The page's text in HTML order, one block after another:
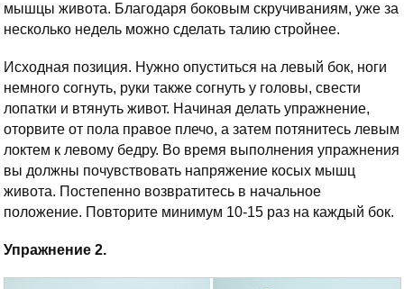
мышцы живота. Благодаря боковым скручиваниям, уже за
несколько недель можно сделать талию стройнее.
Исходная позиция. Нужно опуститься на левый бок, ноги
немного согнуть, руки также согнуть у головы, свести
лопатки и втянуть живот. Начиная делать упражнение,
оторвите от пола правое плечо, а затем потянитесь левым
локтем к левому бедру. Во время выполнения упражнения
вы должны почувствовать напряжение косых мышц
живота. Постепенно возвратитесь в начальное
положение. Повторите минимум 10-15 раз на каждый бок.
Упражнение 2.